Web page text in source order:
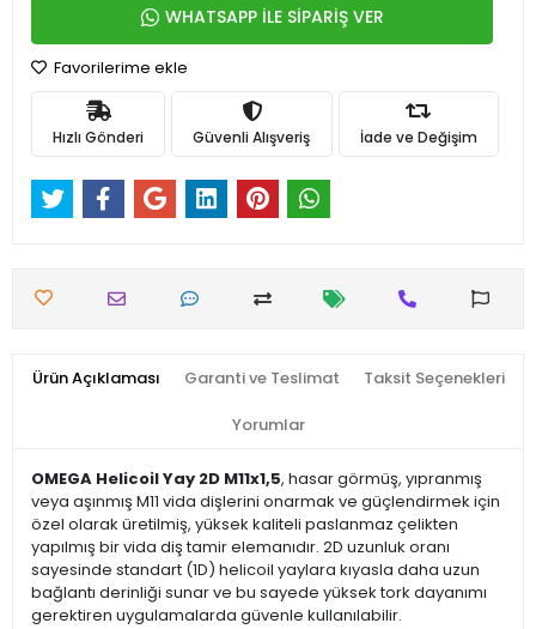
WHATSAPP İLE SİPARİŞ VER
Favorilerime ekle
Hızlı Gönderi Güvenli Alışveriş İade ve Değişim
Ürün Açıklaması Garanti ve Teslimat Taksit Seçenekleri
Yorumlar
OMEGA Helicoil Yay 2D M11x1,5, hasar görmüş, yıpranmış
veya aşınmış M11 vida dişlerini onarmak ve güçlendirmek için
özel olarak üretilmiş, yüksek kaliteli paslanmaz çelikten
yapılmış bir vida diş tamir elemanıdır. 2D uzunluk oranı
sayesinde standart (1D) helicoil yaylara kıyasla daha uzun
bağlantı derinliği sunar ve bu sayede yüksek tork dayanımı
gerektiren uygulamalarda güvenle kullanılabilir.